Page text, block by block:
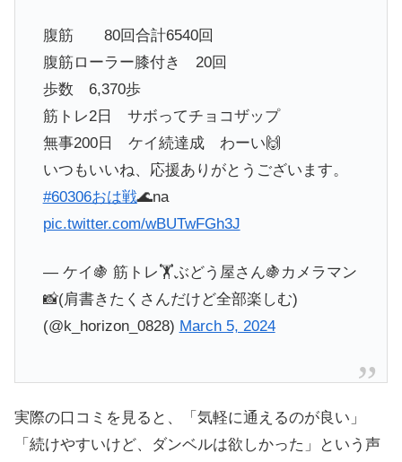
腹筋 80回合計6540回
腹筋ローラー膝付き 20回
歩数 6,370歩
筋トレ2日 サボってチョコザップ
無事200日 ケイ続達成 わーい🙌
いつもいいね、応援ありがとうございます。
#60306おは戦🌊na
pic.twitter.com/wBUTwFGh3J
— ケイ🍇 筋トレ🏋️ぶどう屋さん🍇カメラマン
📸(肩書きたくさんだけど全部楽しむ)
(@k_horizon_0828) March 5, 2024
実際の口コミを見ると、「気軽に通えるのが良い」
「続けやすいけど、ダンベルは欲しかった」という声